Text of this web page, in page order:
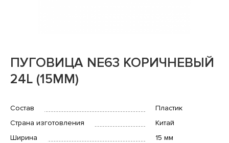
ПУГОВИЦА NE63 КОРИЧНЕВЫЙ
24L (15MM)
Состав
Пластик
Страна изготовления
Китай
Ширина
15 мм